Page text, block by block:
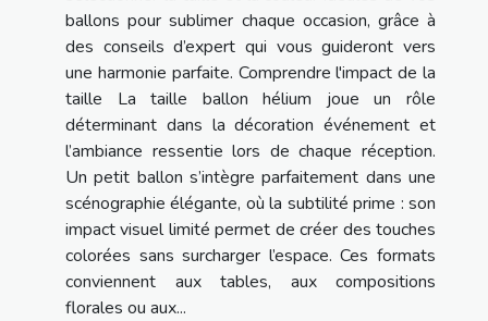
ballons pour sublimer chaque occasion, grâce à
des conseils d’expert qui vous guideront vers
une harmonie parfaite. Comprendre l'impact de la
taille La taille ballon hélium joue un rôle
déterminant dans la décoration événement et
l’ambiance ressentie lors de chaque réception.
Un petit ballon s’intègre parfaitement dans une
scénographie élégante, où la subtilité prime : son
impact visuel limité permet de créer des touches
colorées sans surcharger l’espace. Ces formats
conviennent aux tables, aux compositions
florales ou aux...